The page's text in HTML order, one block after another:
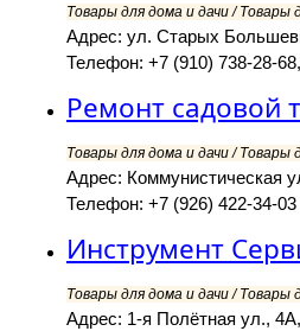
Товары для дома и дачи / Товары
Адрес: ул. Старых
Телефон: +7 (910) 738-28-
Ремонт садовой
Товары для дома и дачи / Товары
Адрес: Коммунистическая
Телефон: +7 (926) 422-34-03
Инструмент
Товары для дома и дачи / Товары
Адрес: 1-я Полётная ул.,